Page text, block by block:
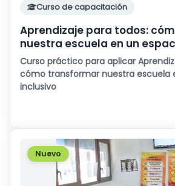
Curso de capacitación
Aprendizaje para todos:
nuestra escuela en un
Curso práctico para aplicar
cómo transformar nuestra escuela
inclusivo
Nuevo